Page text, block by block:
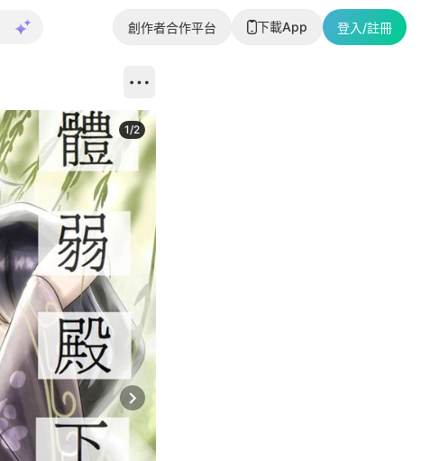
創作者合作平台 下載App 登入/註冊
Next slide
1/2